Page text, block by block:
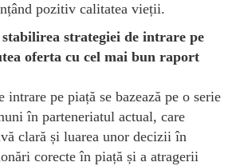
pozitiv calitatea vieții.
strategiei de intrare pe
oferta cu cel mai bun raport
intrare pe piață se bazează pe o serie
în parteneriatul actual, care
clară și luarea unor decizii în
corecte în piață și a atragerii